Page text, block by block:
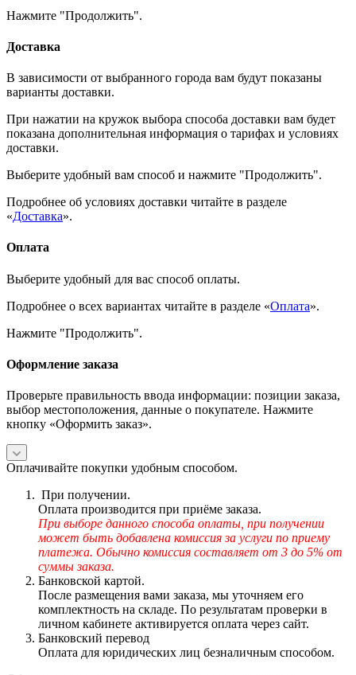
Нажмите "Продолжить".
Доставка
В зависимости от выбранного города вам будут показаны
варианты доставки.
При нажатии на кружок выбора способа доставки вам будет
показана дополнительная информация о тарифах и условиях
доставки.
Выберите удобный вам способ и нажмите "Продолжить".
Подробнее об условиях доставки читайте в разделе
«Доставка».
Оплата
Выберите удобный для вас способ оплаты.
Подробнее о всех вариантах читайте в разделе «Оплата».
Нажмите "Продолжить".
Оформление заказа
Проверьте правильность ввода информации: позиции заказа,
выбор местоположения, данные о покупателе. Нажмите
кнопку «Оформить заказ».
Оплачивайте покупки удобным способом.
При получении.
Оплата производится при приёме заказа.
При выборе данного способа оплаты, при получении
может быть добавлена комиссия за услуги по приему
платежа. Обычно комиссия составляет от 3 до 5% от
суммы заказа.
Банковской картой.
После размещения вами заказа, мы уточняем его
комплектность на складе. По результатам проверки в
личном кабинете активируется оплата через сайт.
Банковский перевод
Оплата для юридических лиц безналичным способом.